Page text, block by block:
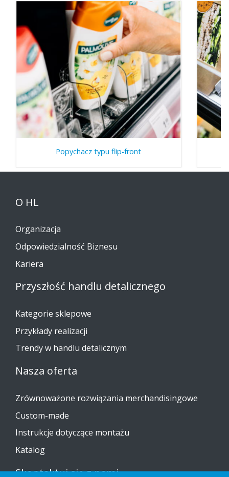
Popychacz typu flip-front
O HL
Organizacja
Odpowiedzialność Biznesu
Kariera
Przyszłość handlu detalicznego
Kategorie sklepowe
Przykłady realizacji
Trendy w handlu detalicznym
Nasza oferta
Zrównoważone rozwiązania merchandisingowe
Custom-made
Instrukcje dotyczące montażu
Katalog
Skontaktuj się z nami